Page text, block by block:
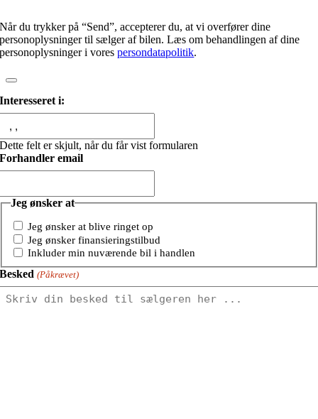
Når du trykker på “Send”, accepterer du, at vi overfører dine
personoplysninger til sælger af bilen. Læs om behandlingen af dine
personoplysninger i vorespersondatapolitik.
Interesseret i:
Dette felt er skjult, når du får vist formularen
Forhandler email
Jeg ønsker at
Jeg ønsker at blive ringet op
Jeg ønsker finansieringstilbud
Inkluder min nuværende bil i handlen
Besked (Påkrævet)